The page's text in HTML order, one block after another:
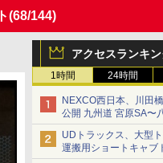
(68/144)
アクセスランキ
1時間 24時間
NEXCO西日本、川田
公開 九州道 宮原SA〜
車両を通行可能に
UDトラックス、大型
運搬用ショートキャブ